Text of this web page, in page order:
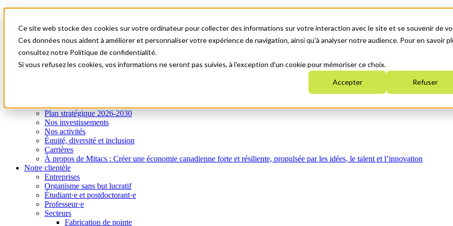
Ce site web stocke des cookies sur votre ordinateur pour collecter des informations sur votre interaction avec le site et se souvenir de
Ces données nous aident à améliorer et personnaliser votre expérience de navigation, ainsi qu'à analyser notre audience. Pour en savoir
consultez notre Politique de confidentialité.
Si vous refusez les cookies, vos informations ne seront pas suivies, à l'exception d'un cookie pour mémoriser ce choix.
Accepter Refuser
Nouvelles et événements
English
Commençons!
Menu A0
Plan stratégique 2026-2030
Nos investissements
Nos activités
Équité, diversité et inclusion
Carrières
À propos de Mitacs : Créer une économie canadienne forte et résiliente, propulsée par les idées, le talent et l’innovation
Notre clientèle
Entreprises
Organisme sans but lucratif
Étudiant·e et postdoctorant·e
Professeur·e
Secteurs
Fabrication de pointe